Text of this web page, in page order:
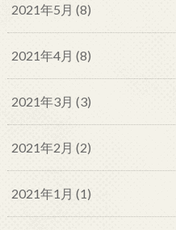
2021年5月 (8)
2021年4月 (8)
2021年3月 (3)
2021年2月 (2)
2021年1月 (1)